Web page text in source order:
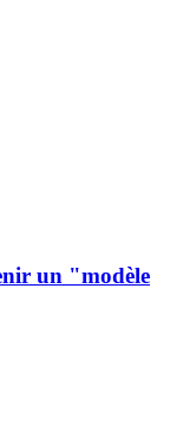
un "modèle